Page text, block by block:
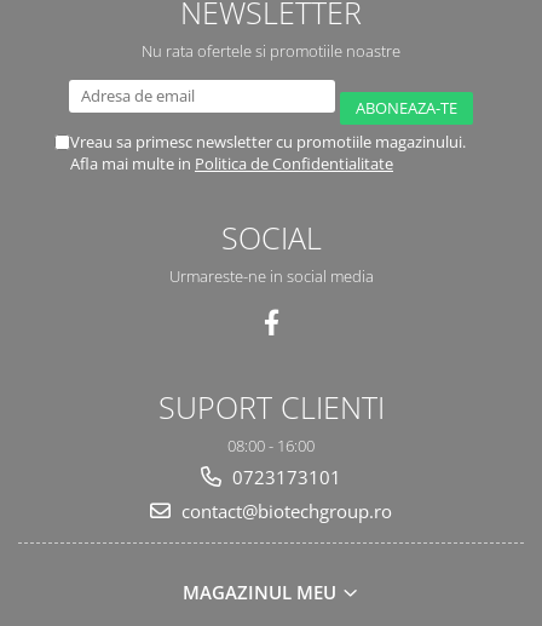
NEWSLETTER
Nu rata ofertele si promotiile noastre
Vreau sa primesc newsletter cu promotiile magazinului.
Afla mai multe in Politica de Confidentialitate
SOCIAL
Urmareste-ne in social media
SUPORT CLIENTI
08:00 - 16:00
0723173101
contact@biotechgroup.ro
MAGAZINUL MEU